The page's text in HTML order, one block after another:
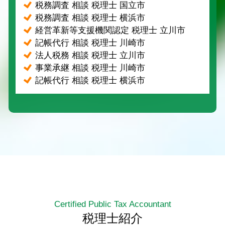
税務調査 相談 税理士 国立市
税務調査 相談 税理士 横浜市
経営革新等支援機関認定 税理士 立川市
記帳代行 相談 税理士 川崎市
法人税務 相談 税理士 立川市
事業承継 相談 税理士 川崎市
記帳代行 相談 税理士 横浜市
Certified Public Tax Accountant
税理士紹介